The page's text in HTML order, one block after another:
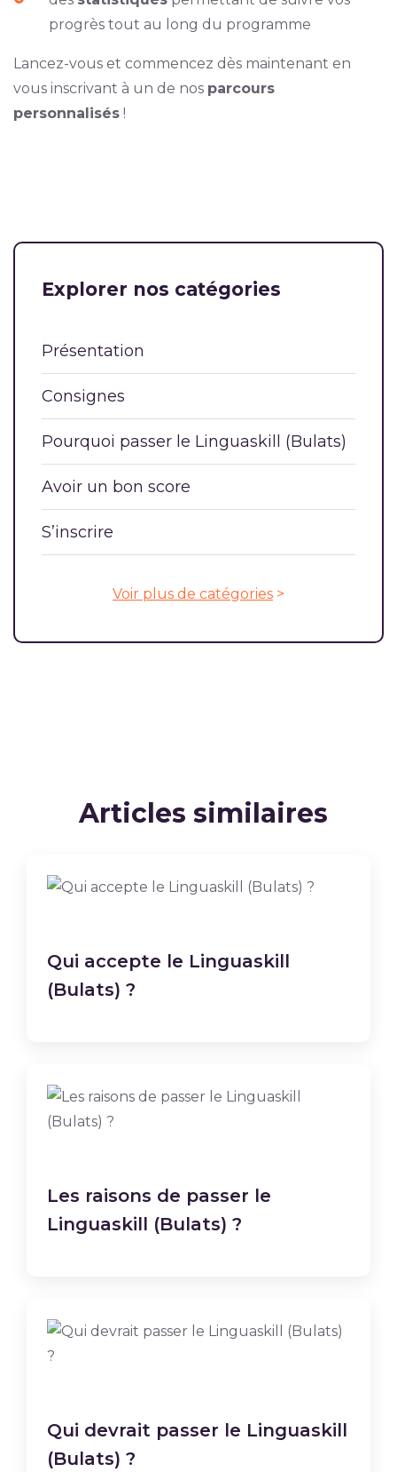
progrès tout au long du programme
Lancez-vous et commencez dès maintenant en
vous inscrivant à un de nos parcours
personnalisés!
Explorer nos catégories
Présentation
Consignes
Pourquoi passer le Linguaskill (Bulats)
Avoir un bon score
S’inscrire
Voir plus de catégories >
Articles similaires
Qui accepte le Linguaskill
(Bulats) ?
Les raisons de passer le
Linguaskill (Bulats) ?
Qui devrait passer le Linguaskill
(Bulats) ?